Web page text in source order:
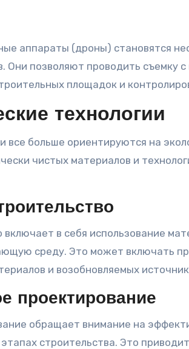
аппараты (дроны) становятся
Они позволяют проводить съемку
площадок и
технологии
все больше ориентируются на
чистых материалов и
включает в себя использование
среду. Это может включать
и возобновляемых
проектирование
обращает внимание на
этапах строительства. Это